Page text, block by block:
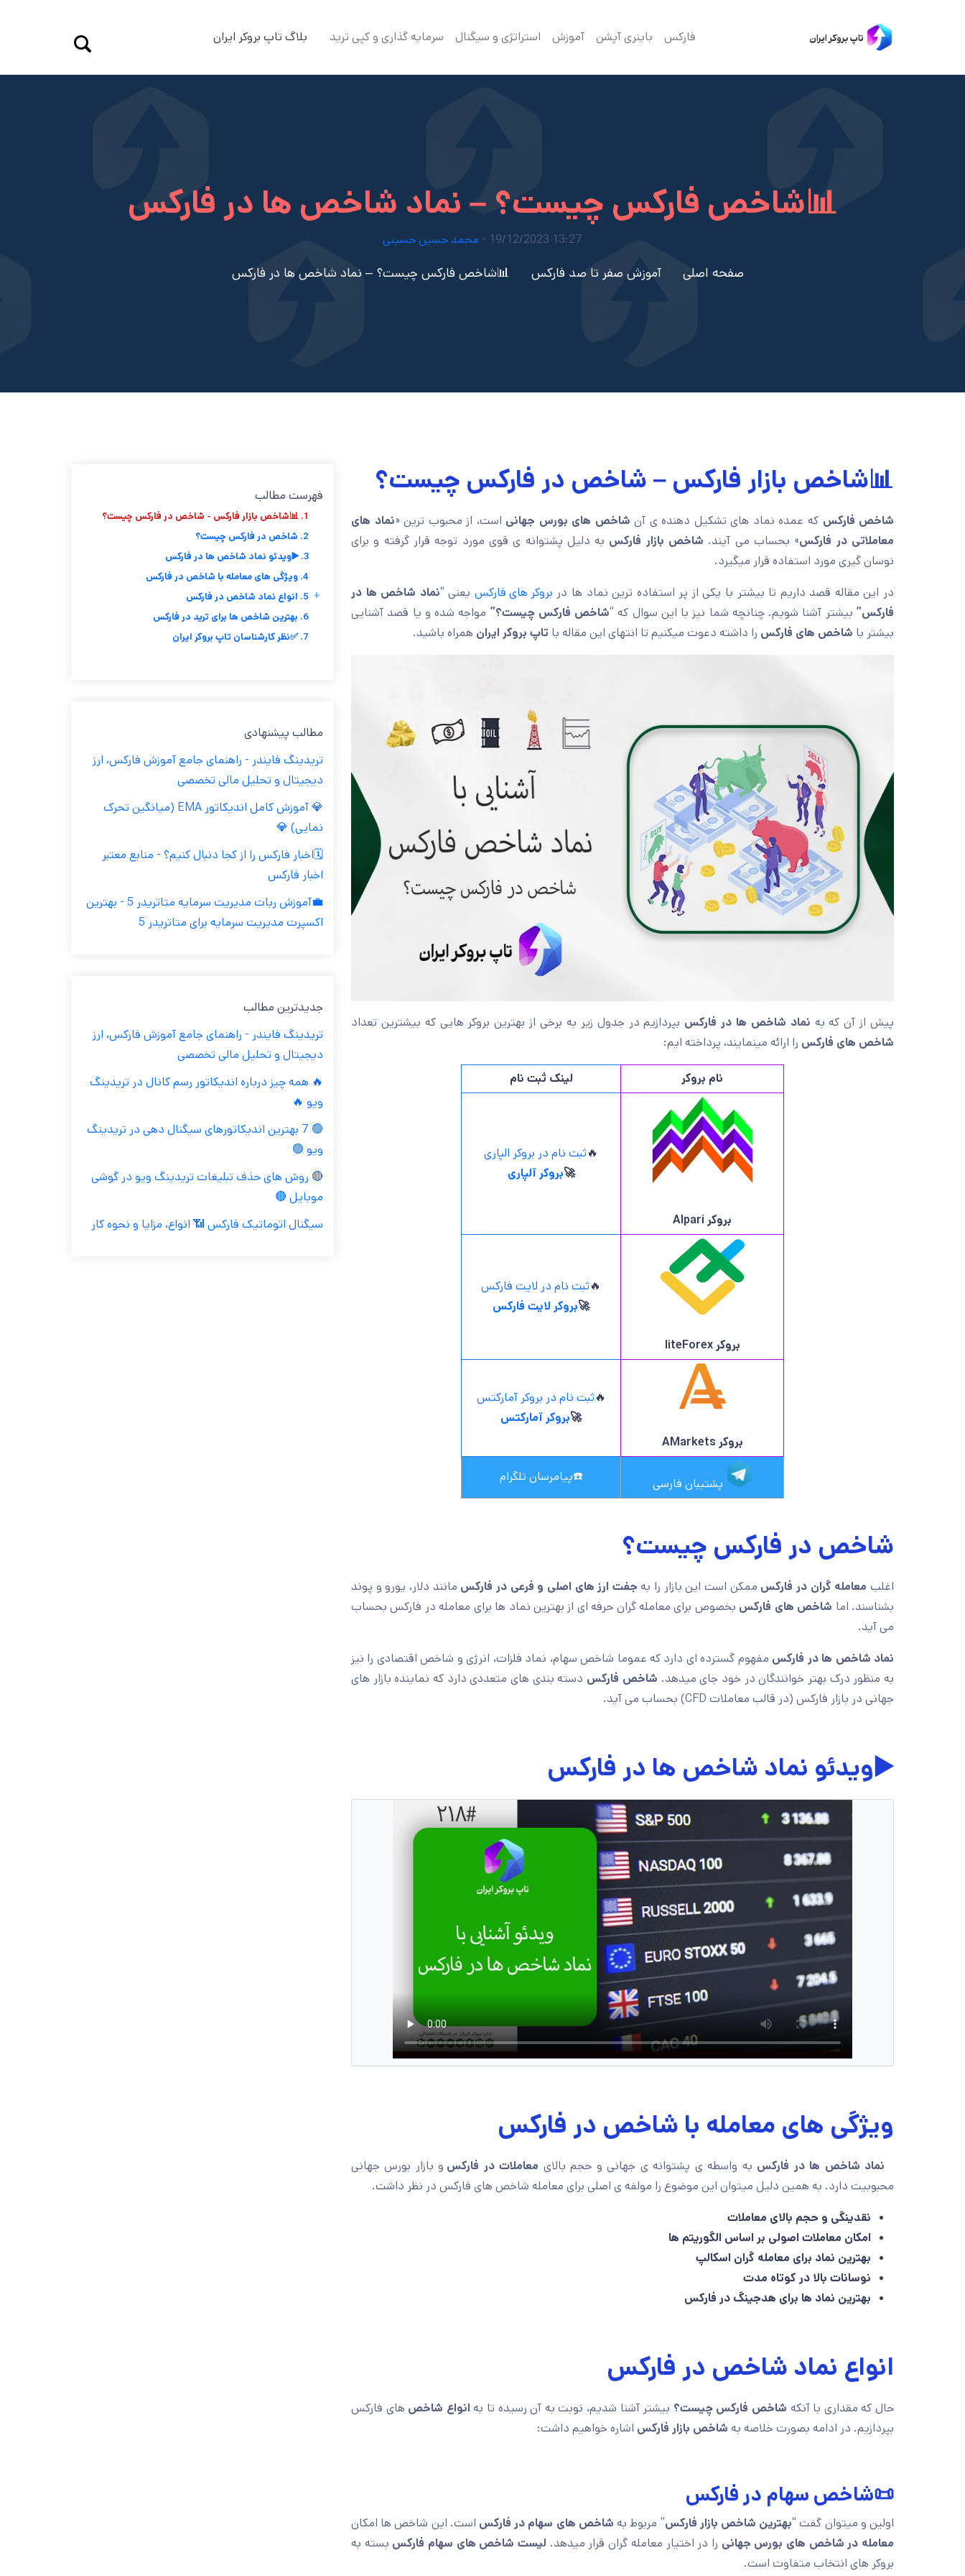
فارکس باینری آپشن آموزش استراتژی و سیگنال سرمایه گذاری و کپی ترید بلاگ تاپ بروکر ایران
📊شاخص فارکس چیست؟ – نماد شاخص ها در فارکس
13:27 19/12/2023 - محمد حسین حسینی
صفحه اصلی آموزش صفر تا صد فارکس 📊شاخص فارکس چیست؟ – نماد شاخص ها در فارکس
📊شاخص بازار فارکس – شاخص در فارکس چیست؟
شاخص فارکس که عمده نماد های تشکیل دهنده ی آن شاخص های بورس جهانی است، از محبوب ترین «نماد های
معاملاتی در فارکس» بحساب می آیند. شاخص بازار فارکس به دلیل پشتوانه ی قوی مورد توجه قرار گرفته و برای
نوسان گیری مورد استفاده قرار میگیرد.
در این مقاله قصد داریم تا بیشتر با یکی از پر استفاده ترین نماد ها در بروکر های فارکس یعنی “نماد شاخص ها در
فارکس” بیشتر آشنا شویم. چنانچه شما نیز با این سوال که “شاخص فارکس چیست؟” مواجه شده و یا قصد آشنایی
بیشتر با شاخص های فارکس را داشته دعوت میکنیم تا انتهای این مقاله با تاپ بروکر ایران همراه باشید.
پیش از آن که به نماد شاخص ها در فارکس بپردازیم در جدول زیر به برخی از بهترین بروکر هایی که بیشترین تعداد
شاخص های فارکس را ارائه مینمایند، پرداخته ایم:
نام بروکر لینک ثبت نام
بروکر Alpari
🔥ثبت نام در بروکر الپاری
🚀بروکر آلپاری
بروکرliteForex
🔥ثبت نام در لایت فارکس
🚀بروکر لایت فارکس
بروکر AMarkets
🔥ثبت نام در بروکر آمارکتس
🚀بروکر آمارکتس
پشتیبان فارسی ☎️پیامرسان تلگرام
شاخص در فارکس چیست؟
اغلبمعامله گران در فارکس ممکن است این بازار را بهجفت ارز های اصلی و فرعی در فارکس مانند دلار، یورو و پوند
بشناسند. اما شاخص های فارکس بخصوص برای معامله گران حرفه ای از بهترین نماد ها برای معامله در فارکس بحساب
می آید.
نماد شاخص ها در فارکس مفهوم گسترده ای دارد که عموما شاخص سهام، نماد فلزات، انرژی و شاخص اقتصادی را نیز
به منظور درک بهتر خوانندگان در خود جای میدهد. شاخص فارکس دسته بندی های متعددی دارد که نماینده بازار های
جهانی در بازار فارکس (در قالب معاملات CFD) بحساب می آید.
▶️ویدئو نماد شاخص ها در فارکس
ویژگی های معامله با شاخص در فارکس
نماد شاخص ها در فارکس به واسطه ی پشتوانه ی جهانی و حجم بالای معاملات در فارکس و بازار بورس جهانی
محبوبیت دارد. به همین دلیل میتوان این موضوع را مولفه ی اصلی برای معامله شاخص های فارکس در نظر داشت.
نقدینگی و حجم بالای معاملات
امکان معاملات اصولی بر اساس الگوریتم ها
بهترین نماد برای معامله گران اسکالپ
نوسانات بالا در کوتاه مدت
بهترین نماد ها برای هدجینگ در فارکس
انواع نماد شاخص در فارکس
حال که مقداری با آنکه شاخص فارکس چیست؟ بیشتر آشنا شدیم، نوبت به آن رسیده تا به انواع شاخص های فارکس
بپردازیم. در ادامه بصورت خلاصه به شاخص بازار فارکس اشاره خواهیم داشت:
📜شاخص سهام در فارکس
اولین و میتوان گفت “بهترین شاخص بازار فارکس” مربوط به شاخص های سهام در فارکس است. این شاخص ها امکان
معامله در شاخص های بورس جهانی را در اختیار معامله گران قرار میدهد. لیست شاخص های سهام فارکس بسته به
بروکر های انتخاب متفاوت است.
فهرست مطالب
1. 📊شاخص بازار فارکس - شاخص در فارکس چیست؟
2. شاخص در فارکس چیست؟
3. ▶️ویدئو نماد شاخص ها در فارکس
4. ویژگی های معامله با شاخص در فارکس
5. انواع نماد شاخص در فارکس +
6. بهترین شاخص ها برای ترید در فارکس
7. ✅نظر کارشناسان تاپ بروکر ایران
مطالب پیشنهادی
تریدینگ فایندر - راهنمای جامع آموزش فارکس، ارز
دیجیتال و تحلیل مالی تخصصی
💎 آموزش کامل اندیکاتور EMA (میانگین تحرک
نمایی) 💎
🗓️اخبار فارکس را از کجا دنبال کنیم؟ - منابع معتبر
اخبار فارکس
💼آموزش ربات مدیریت سرمایه متاتریدر 5 - بهترین
اکسپرت مدیریت سرمایه برای متاتریدر 5
جدیدترین مطالب
تریدینگ فایندر - راهنمای جامع آموزش فارکس، ارز
دیجیتال و تحلیل مالی تخصصی
🔥 همه چیز درباره اندیکاتور رسم کانال در تریدینگ
ویو 🔥
🟢 7 بهترین اندیکاتورهای سیگنال دهی در تریدینگ
ویو 🟢
🔴 روش های حذف تبلیغات تریدینگ ویو در گوشی
موبایل 🔴
سیگنال اتوماتیک فارکس 📶 انواع، مزایا و نحوه کار